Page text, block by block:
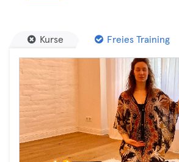
Kurse Freies Training